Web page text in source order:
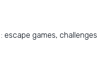
escape games, challenges